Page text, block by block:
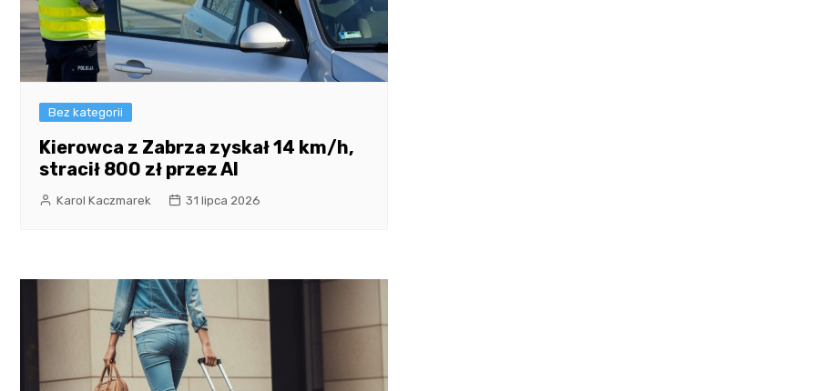
Bez kategorii
Kierowca z Zabrza zyskał 14 km/h,
stracił 800 zł przez AI
Karol Kaczmarek 31 lipca 2026